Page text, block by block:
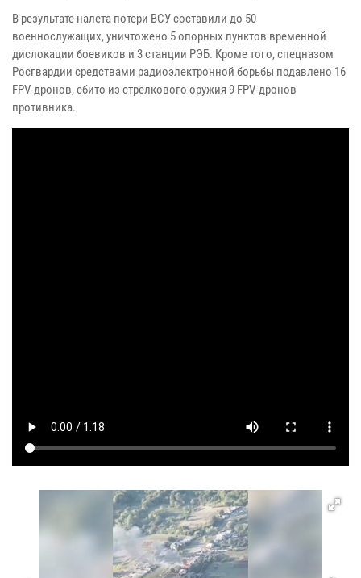
В результате налета потери ВСУ составили до 50
военнослужащих, уничтожено 5 опорных пунктов временной
дислокации боевиков и 3 станции РЭБ. Кроме того, спецназом
Росгвардии средствами радиоэлектронной борьбы подавлено 16
FPV-дронов, сбито из стрелкового оружия 9 FPV-дронов
противника.